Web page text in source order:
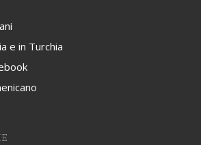
e in Turchia